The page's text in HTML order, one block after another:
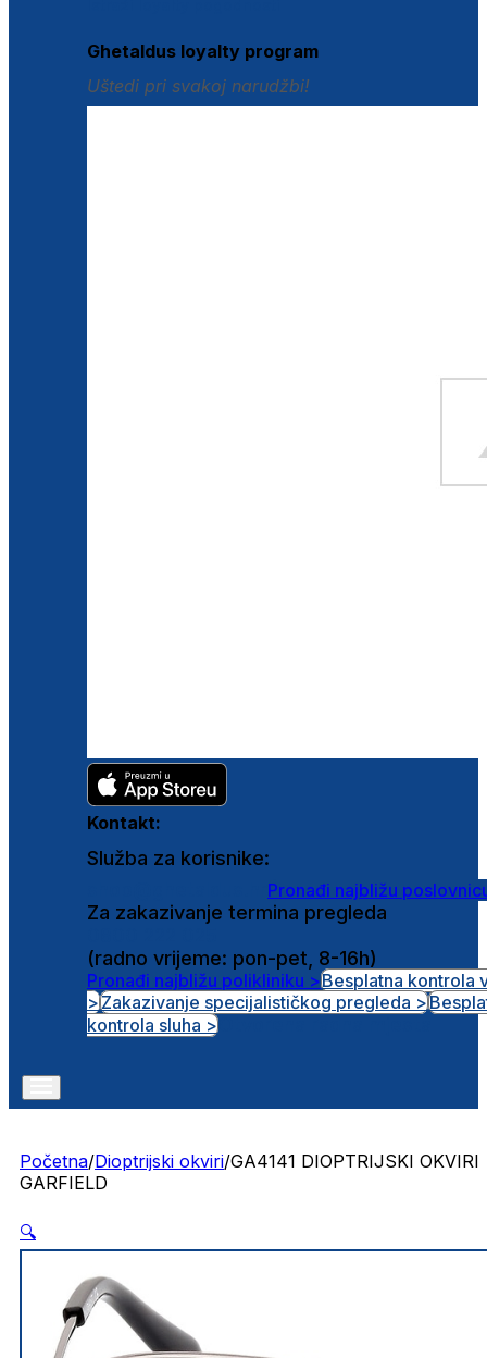
Ghetaldus loyalty program
Uštedi pri svakoj narudžbi!
Kontakt:
Služba za korisnike:
Pronađi najbližu
Za zakazivanje termina pregleda
(radno vrijeme: pon-pet, 8-16h)
Pronađi najbližu polikliniku >Besplatna kontrola
>Zakazivanje specijalističkog pregleda >
kontrola sluha >
Početna/Dioptrijski okviri/GA4141 DIOPTRIJSKI OKVIRI
GARFIELD
🔍